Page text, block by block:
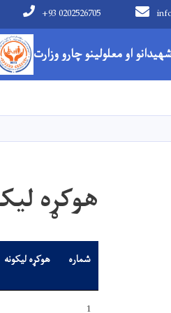
+93 0202526705
او معلولینو چارو وزارت
Main
هوکړه
شماره هوکړه لیکونه
1